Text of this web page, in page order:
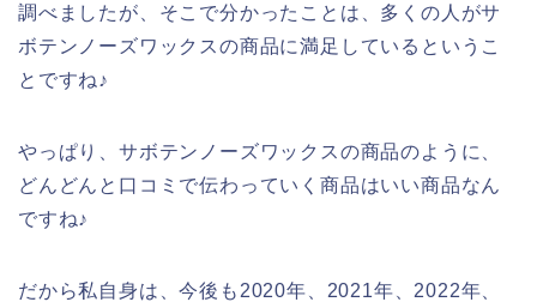
調べましたが、そこで分かったことは、多くの人がサ
ボテンノーズワックスの商品に満足しているというこ
とですね♪
やっぱり、サボテンノーズワックスの商品のように、
どんどんと口コミで伝わっていく商品はいい商品なん
ですね♪
だから私自身は、今後も2020年、2021年、2022年、